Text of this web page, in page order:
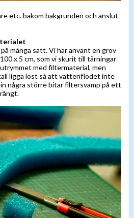
etc. bakom bakgrunden och anslut
många sätt. Vi har använt en grov
x 5 cm, som vi skurit till tärningar
utrymmet med filtermaterial, men
ligga löst så att vattenflödet inte
några större bitar filtersvamp på ett